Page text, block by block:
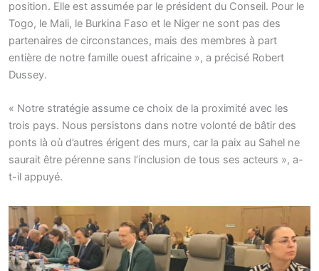
position. Elle est assumée par le président du Conseil. Pour le
Togo, le Mali, le Burkina Faso et le Niger ne sont pas des
partenaires de circonstances, mais des membres à part
entière de notre famille ouest africaine », a précisé Robert
Dussey.
« Notre stratégie assume ce choix de la proximité avec les
trois pays. Nous persistons dans notre volonté de bâtir des
ponts là où d’autres érigent des murs, car la paix au Sahel ne
saurait être pérenne sans l’inclusion de tous ses acteurs », a-
t-il appuyé.